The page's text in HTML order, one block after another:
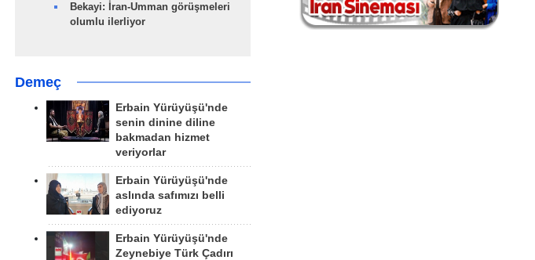
Bekayi: İran-Umman görüşmeleri
olumlu ilerliyor
Demeç
Erbain Yürüyüşü'nde
senin dinine diline
bakmadan hizmet
veriyorlar
Erbain Yürüyüşü'nde
aslında safımızı belli
ediyoruz
Erbain Yürüyüşü'nde
Zeynebiye Türk Çadırı